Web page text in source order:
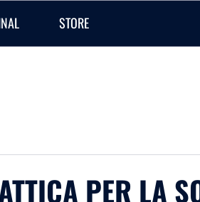
STORE
PER LA